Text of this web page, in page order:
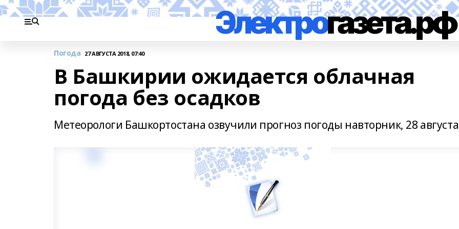
Погода 27 АВГУСТА 2018, 07:40
В Башкирии ожидается облачная
погода без осадков
Метеорологи Башкортостана озвучили прогноз погоды навторник, 28